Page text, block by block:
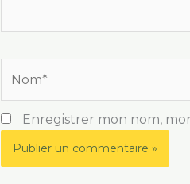
Enregistrer mon nom,